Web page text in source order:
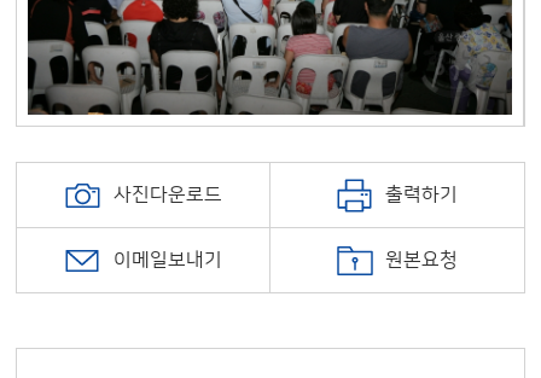
사진다운로드 출력하기
이메일보내기 원본요청